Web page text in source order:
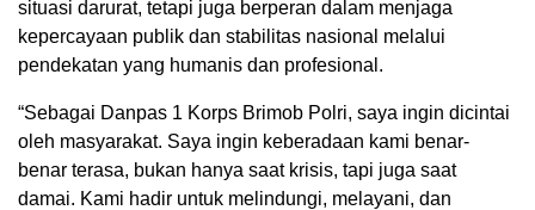
situasi darurat, tetapi juga berperan dalam menjaga
kepercayaan publik dan stabilitas nasional melalui
pendekatan yang humanis dan profesional.
“Sebagai Danpas 1 Korps Brimob Polri, saya ingin dicintai
oleh masyarakat. Saya ingin keberadaan kami benar-
benar terasa, bukan hanya saat krisis, tapi juga saat
damai. Kami hadir untuk melindungi, melayani, dan